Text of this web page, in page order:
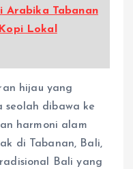
Arabika Tabanan
Lokal
hijau yang
seolah dibawa ke
harmoni alam
di Tabanan, Bali,
Bali yang